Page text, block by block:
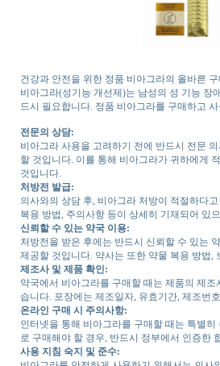
건강과 안전을 위한 정품 비아그라의 올바른
비아그라(성기능 개선제)는 남성의 성 기능 장
드시 필요합니다. 정품 비아그라를 구매하고
전문의 상담:
비아그라 사용을 고려하기 전에 반드시 전문
할 것입니다. 이를 통해 비아그라가 귀하에게
것입니다.
처방전 발급:
의사와의 상담 후, 비아그라 처방이 적절하다
복용 방법, 주의사항 등이 상세히 기재되어 있
신뢰할 수 있는 약국 이용:
처방전을 받은 후에는 반드시 신뢰할 수 있는
제공할 것입니다. 약사는 또한 약물 복용 방법,
제조사 및 제품 확인:
약국에서 비아그라를 구매할 때는 제품의 제
습니다. 포장에는 제조일자, 유효기간, 제조번
온라인 구매 시 주의사항:
인터넷을 통해 비아그라를 구매할 때는 특별
로 구매해야 할 경우, 반드시 정부에서 인증한
사용 지침 숙지 및 준수: